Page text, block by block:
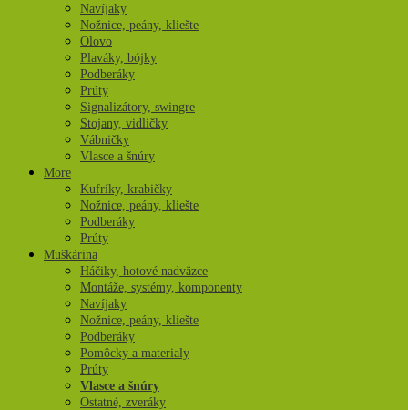
Navíjaky
Nožnice, peány, kliešte
Olovo
Plaváky, bójky
Podberáky
Prúty
Signalizátory, swingre
Stojany, vidličky
Vábničky
Vlasce a šnúry
More
Kufríky, krabičky
Nožnice, peány, kliešte
Podberáky
Prúty
Muškárina
Háčiky, hotové nadväzce
Montáže, systémy, komponenty
Navíjaky
Nožnice, peány, kliešte
Podberáky
Pomôcky a materialy
Prúty
Vlasce a šnúry
Ostatné, zveráky